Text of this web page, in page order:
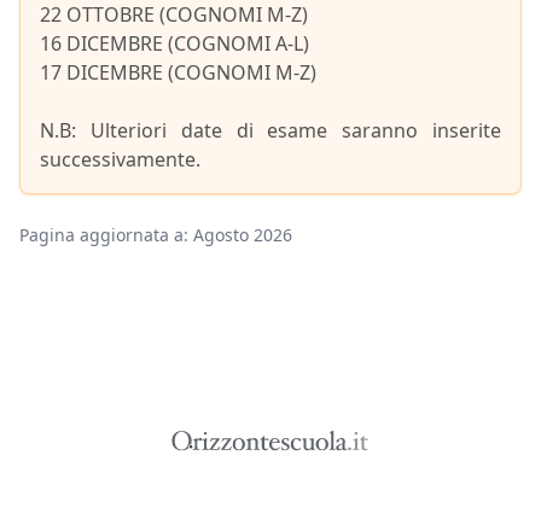
22 OTTOBRE (COGNOMI M-Z)
16 DICEMBRE (COGNOMI A-L)
17 DICEMBRE (COGNOMI M-Z)
N.B: Ulteriori date di esame saranno inserite
successivamente.
Pagina aggiornata a: Agosto 2026